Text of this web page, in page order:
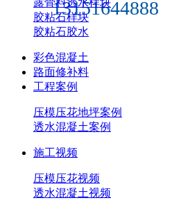
13151644888
露骨料透水样块
胶粘石样块
胶粘石胶水
彩色混凝土
路面修补料
工程案例
压模压花地坪案例
透水混凝土案例
施工视频
压模压花视频
透水混凝土视频